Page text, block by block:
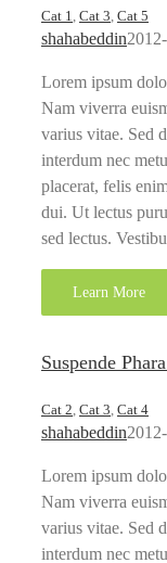
Cat 1, Cat 3, Cat 5
shahabeddin
Lorem ipsum
Nam viverra
varius vitae. Sed
interdum nec
placerat, felis
dui. Ut lectus
sed lectus.
Learn More
Suspende
Cat 2, Cat 3, Cat 4
shahabeddin
Lorem ipsum
Nam viverra
varius vitae. Sed
interdum nec